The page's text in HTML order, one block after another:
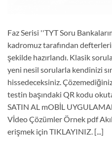
Faz Serisi ''TYT Soru
kadromuz tarafından
şekilde hazırlandı. Klasik
yeni nesil sorularla kendinizi
hissedeceksiniz.
testin başındaki QR kodu
SATIN AL mOBİL
Vİdeo Çözümler Örnek pdf
erişmek için TIKLAYINIZ. [...]